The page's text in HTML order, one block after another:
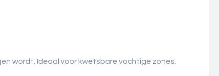
wordt. Ideaal voor kwetsbare vochtige zones.